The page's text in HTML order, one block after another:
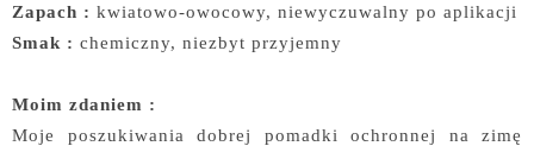
Zapach : kwiatowo-owocowy, niewyczuwalny po aplikacji
Smak : chemiczny, niezbyt przyjemny
Moim zdaniem :
Moje poszukiwania dobrej pomadki ochronnej na zimę